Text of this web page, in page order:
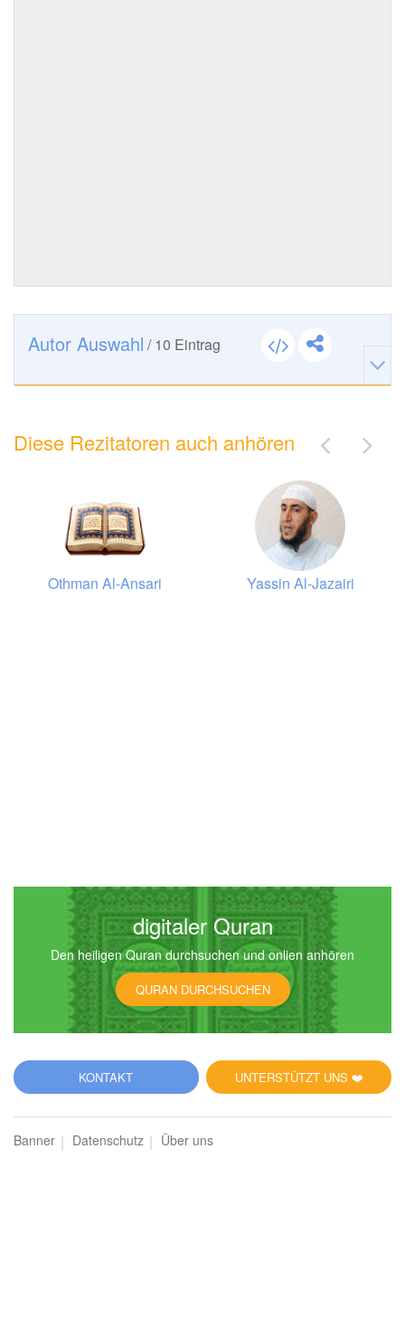
Autor Auswahl /10 Eintrag
Diese Rezitatoren auch anhören
Yassin Al-Jazairi
Othman Al-Ansari
digitaler Quran
Den heiligen Quran durchsuchen und onlien anhören
QURAN DURCHSUCHEN
UNTERSTÜTZT UNS ❤️
KONTAKT
Banner Datenschutz Über uns